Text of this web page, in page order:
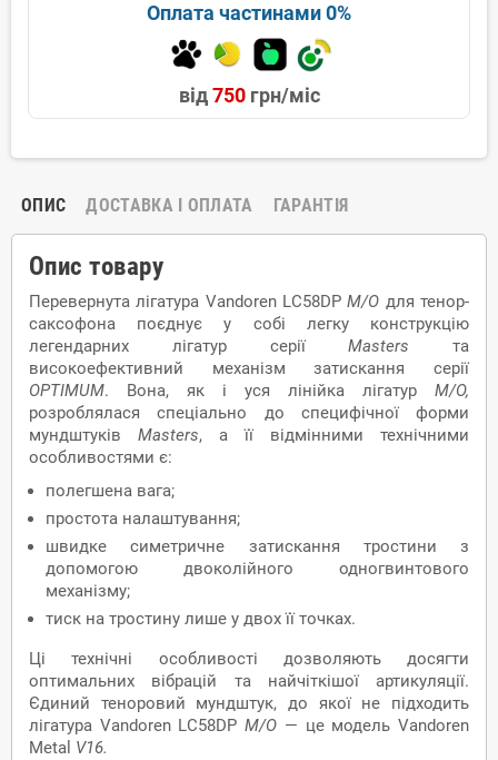
Оплата частинами 0%
від750грн/міс
ОПИС ДОСТАВКА І ОПЛАТА ГАРАНТІЯ
Опис товару
Перевернута лігатура Vandoren LC58DPM/O для тенор-
саксофона поєднує у собі легку конструкцію
легендарних лігатур серіїMasters та
високоефективний механізм затискання серії
OPTIMUM. Вона, як і уся лінійка лігатур M/O,
розроблялася спеціально до специфічної форми
мундштуків Masters, а її відмінними технічними
особливостями є:
полегшена вага;
простота налаштування;
швидке симетричне затискання тростини з
допомогою двоколійного одногвинтового
механізму;
тиск на тростину лише у двох її точках.
Ці технічні особливості дозволяють досягти
оптимальних вібрацій та найчіткішої артикуляції.
Єдиний теноровий мундштук, до якої не підходить
лігатура Vandoren LC58DPM/O — це модель Vandoren
Metal V16.